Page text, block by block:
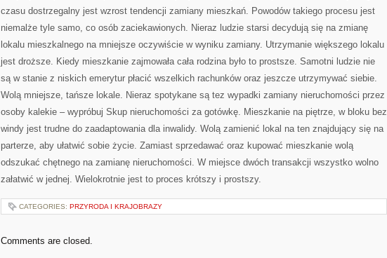
czasu dostrzegalny jest wzrost tendencji zamiany mieszkań. Powodów takiego procesu jest
niemalże tyle samo, co osób zaciekawionych. Nieraz ludzie starsi decydują się na zmianę
lokalu mieszkalnego na mniejsze oczywiście w wyniku zamiany. Utrzymanie większego lokalu
jest droższe. Kiedy mieszkanie zajmowała cała rodzina było to prostsze. Samotni ludzie nie
są w stanie z niskich emerytur płacić wszelkich rachunków oraz jeszcze utrzymywać siebie.
Wolą mniejsze, tańsze lokale. Nieraz spotykane są tez wypadki zamiany nieruchomości przez
osoby kalekie – wypróbuj Skup nieruchomości za gotówkę. Mieszkanie na piętrze, w bloku bez
windy jest trudne do zaadaptowania dla inwalidy. Wolą zamienić lokal na ten znajdujący się na
parterze, aby ułatwić sobie życie. Zamiast sprzedawać oraz kupować mieszkanie wolą
odszukać chętnego na zamianę nieruchomości. W miejsce dwóch transakcji wszystko wolno
załatwić w jednej. Wielokrotnie jest to proces krótszy i prostszy.
CATEGORIES: PRZYRODA I KRAJOBRAZY
Comments are closed.